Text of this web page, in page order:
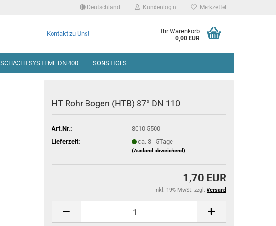
Deutschland Kundenlogin Merkzettel
Kontakt zu Uns! Ihr Warenkorb
0,00 EUR
SCHACHTSYSTEME DN 400 SONSTIGES
HT Rohr Bogen (HTB) 87° DN 110
Art.Nr.:
8010 5500
Lieferzeit:
ca. 3 - 5Tage
(Ausland abweichend)
1,70 EUR
inkl. 19% MwSt. zzgl. Versand